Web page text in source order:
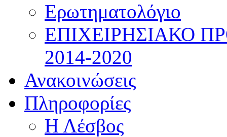
Ερωτηματολόγιο
ΕΠΙΧΕΙΡΗΣΙΑΚΟ
2014-2020
Ανακοινώσεις
Πληροφορίες
Η Λέσβος